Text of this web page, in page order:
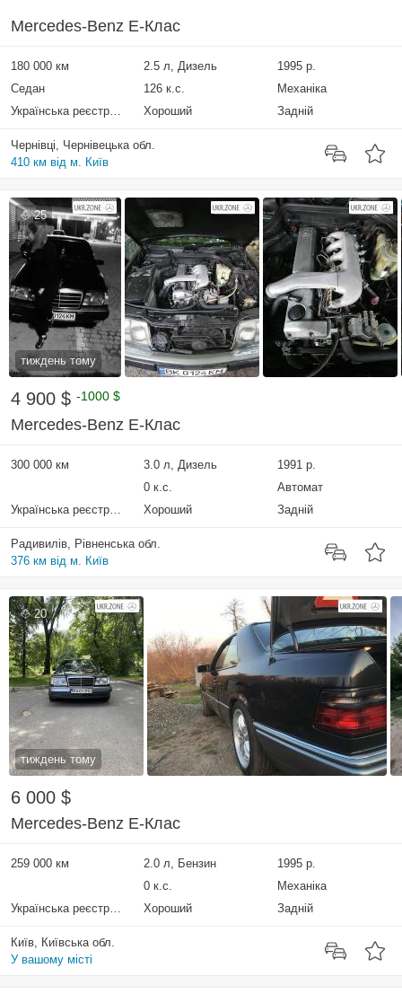
Mercedes-Benz E-Клас
180 000 км 2.5 л, Дизель
1995 р.
Седан
126 к.с.
Механіка
Українська реєстрація
Хороший Задній
Чернівці, Чернівецька обл.
410 км від м. Київ
25
тиждень тому
4 900 $ -1000 $
Mercedes-Benz E-Клас
300 000 км 3.0 л, Дизель
1991 р.
0 к.с.
Автомат
Українська реєстрація
Хороший Задній
Радивилів, Рівненська обл.
376 км від м. Київ
20
тиждень тому
6 000 $
Mercedes-Benz E-Клас
259 000 км 2.0 л, Бензин
1995 р.
0 к.с.
Механіка
Українська реєстрація
Хороший Задній
Київ, Київська обл.
У вашому місті